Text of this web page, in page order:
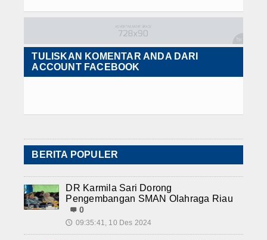
TULISKAN KOMENTAR ANDA DARI
ACCOUNT FACEBOOK
BERITA POPULER
DR Karmila Sari Dorong
Pengembangan SMAN Olahraga Riau
0
🕔 09:35:41, 10 Des 2024